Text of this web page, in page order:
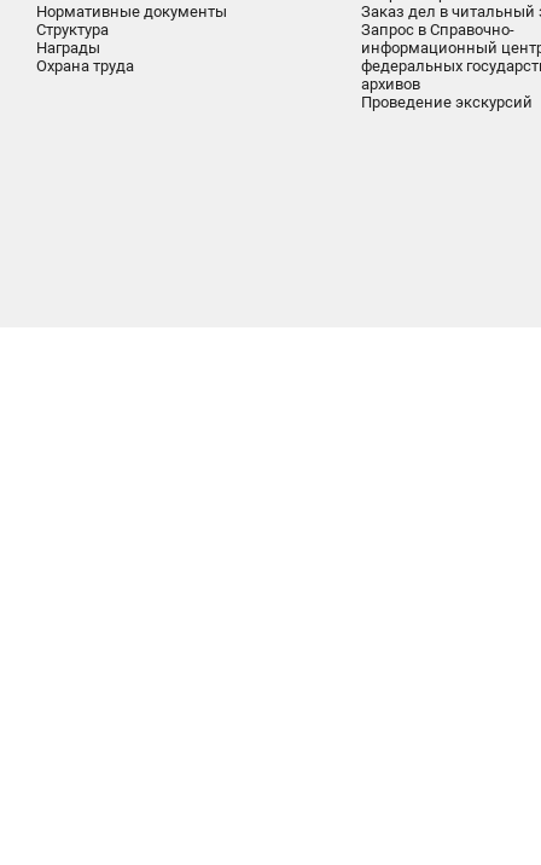
Нормативные документы
Структура
Награды
Охрана труда
Заказ дел в читальный
Запрос в Справочно-
информационный
федеральных
архивов
Проведение экскурсий